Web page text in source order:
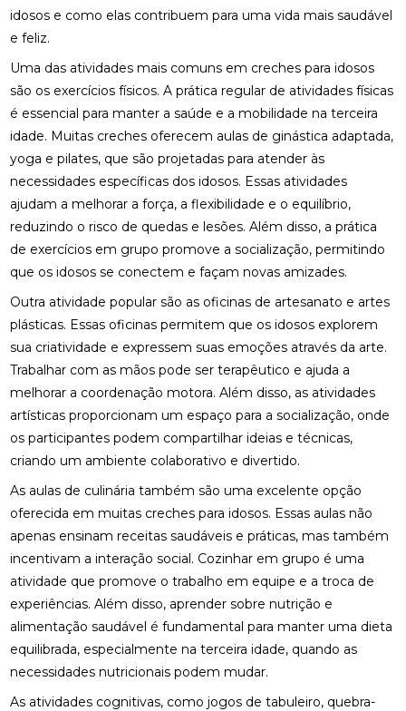
idosos e como elas contribuem para uma vida mais saudável
e feliz.
Uma das atividades mais comuns em creches para idosos
são os exercícios físicos. A prática regular de atividades físicas
é essencial para manter a saúde e a mobilidade na terceira
idade. Muitas creches oferecem aulas de ginástica adaptada,
yoga e pilates, que são projetadas para atender às
necessidades específicas dos idosos. Essas atividades
ajudam a melhorar a força, a flexibilidade e o equilíbrio,
reduzindo o risco de quedas e lesões. Além disso, a prática
de exercícios em grupo promove a socialização, permitindo
que os idosos se conectem e façam novas amizades.
Outra atividade popular são as oficinas de artesanato e artes
plásticas. Essas oficinas permitem que os idosos explorem
sua criatividade e expressem suas emoções através da arte.
Trabalhar com as mãos pode ser terapêutico e ajuda a
melhorar a coordenação motora. Além disso, as atividades
artísticas proporcionam um espaço para a socialização, onde
os participantes podem compartilhar ideias e técnicas,
criando um ambiente colaborativo e divertido.
As aulas de culinária também são uma excelente opção
oferecida em muitas creches para idosos. Essas aulas não
apenas ensinam receitas saudáveis e práticas, mas também
incentivam a interação social. Cozinhar em grupo é uma
atividade que promove o trabalho em equipe e a troca de
experiências. Além disso, aprender sobre nutrição e
alimentação saudável é fundamental para manter uma dieta
equilibrada, especialmente na terceira idade, quando as
necessidades nutricionais podem mudar.
As atividades cognitivas, como jogos de tabuleiro, quebra-